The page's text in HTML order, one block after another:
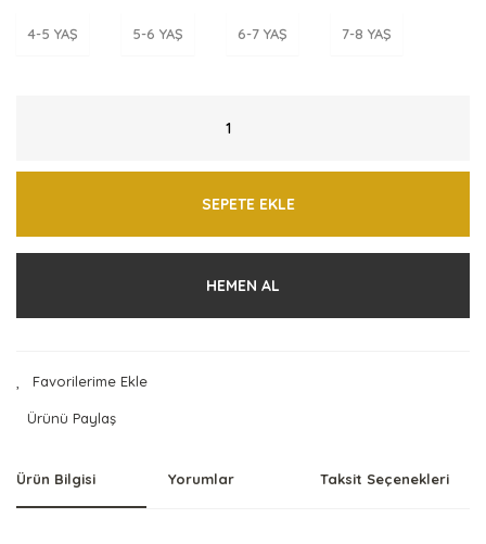
4-5 YAŞ 5-6 YAŞ 6-7 YAŞ 7-8 YAŞ
SEPETE EKLE
HEMEN AL
Ürünü Paylaş
Ürün Bilgisi Yorumlar Taksit Seçenekleri